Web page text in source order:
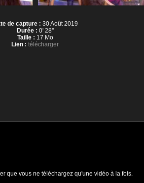
de capture : 30 Août 2019
Durée : 0' 28''
Taille : 17 Mo
Lien : télécharger
que vous ne téléchargez qu'une vidéo à la fois.